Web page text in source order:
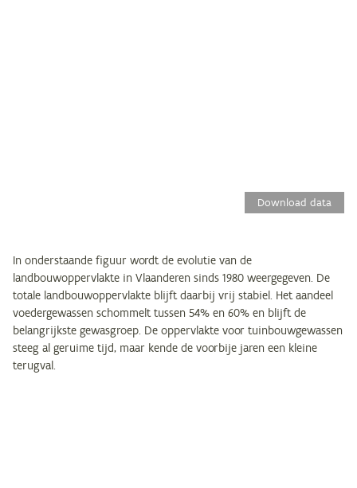
Download data
In onderstaande figuur wordt de evolutie van de
landbouwoppervlakte in Vlaanderen sinds 1980 weergegeven. De
totale landbouwoppervlakte blijft daarbij vrij stabiel. Het aandeel
voedergewassen schommelt tussen 54% en 60% en blijft de
belangrijkste gewasgroep. De oppervlakte voor tuinbouwgewassen
steeg al geruime tijd, maar kende de voorbije jaren een kleine
terugval.